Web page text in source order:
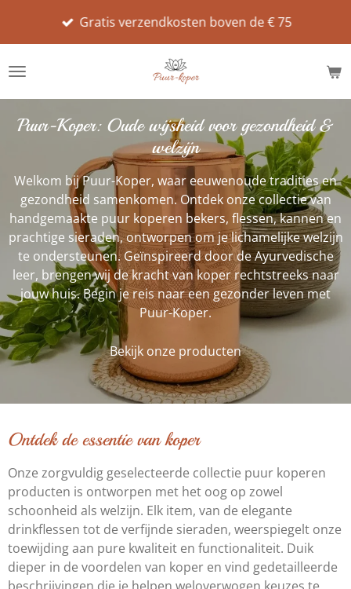
de
Gratis verzendkosten boven de € 75
Puur-Koper: Oude wijsheid voor gezondheid &
welzijn
Welkom bij Puur-Koper, waar eeuwenoude tradities en
gezondheid samenkomen. Ontdek onze collectie van
handgemaakte puur koperen bekers, flessen, kannen en
prachtige sieraden, ontworpen om je lichamelijke welzijn
te ondersteunen. Geïnspireerd door de Ayurvedische
leer, brengen wij de kracht van koper rechtstreeks naar
jouw huis. Begin je reis naar een gezonder leven met
Puur-Koper.
Bekijk onze producten
Ontdek de essentie van koper
Onze zorgvuldig geselecteerde collectie puur koperen
producten is ontworpen met het oog op zowel
schoonheid als welzijn. Elk item, van de elegante
drinkflessen tot de verfijnde sieraden, weerspiegelt onze
toewijding aan pure kwaliteit en functionaliteit. Duik
dieper in de voordelen van koper en vind gedetailleerde